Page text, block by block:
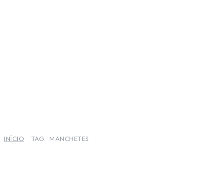
INÍCIO TAG MANCHETES